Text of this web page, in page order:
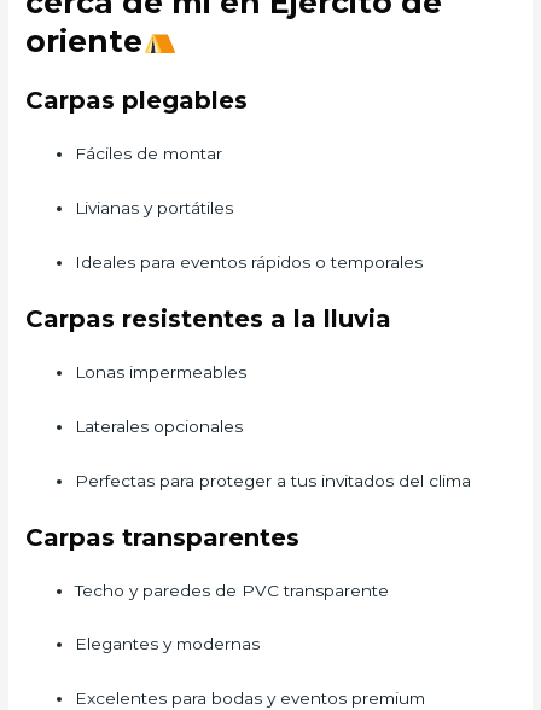
oriente
Carpas plegables
Fáciles de montar
Livianas y portátiles
Ideales para eventos rápidos o temporales
Carpas resistentes a la lluvia
Lonas impermeables
Laterales opcionales
Perfectas para proteger a tus invitados del clima
Carpas transparentes
Techo y paredes de PVC transparente
Elegantes y modernas
Excelentes para bodas y eventos premium